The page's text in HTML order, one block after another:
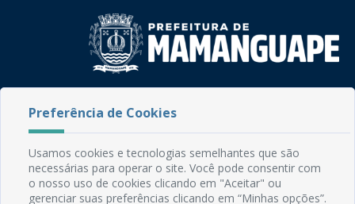
CEP: 58.280-000 - Mamanguape/PB
Fone: (83) 3292-2246
Email: comunicacao@mamanguape.pb.gov.br
Expediente: Segunda à Sexta, das 08h às 13h
Mapa do Site
Preferência de Cookies
Usamos cookies e tecnologias semelhantes que são
necessárias para operar o site. Você pode consentir com
o nosso uso de cookies clicando em "Aceitar" ou
gerenciar suas preferências clicando em “Minhas opções”.